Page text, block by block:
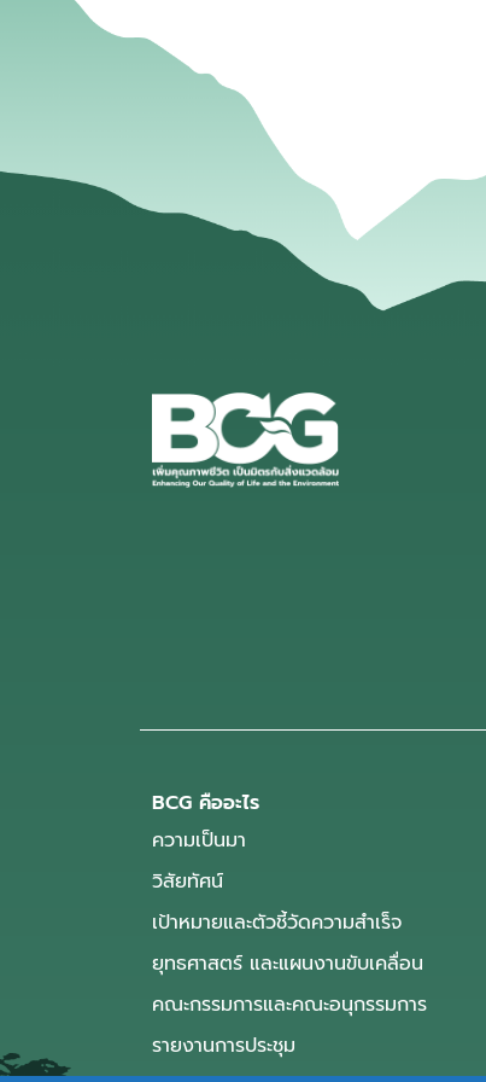
BCG คืออะไร
ความเป็นมา
วิสัยทัศน์
เป้าหมายและตัวชี้วัดความสำเร็จ
ยุทธศาสตร์ และแผนงานขับเคลื่อน
คณะกรรมการและคณะอนุกรรมการ
รายงานการประชุม